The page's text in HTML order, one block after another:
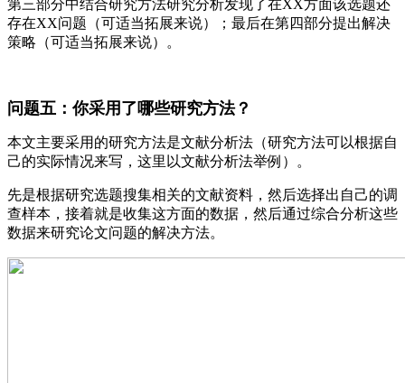
第三部分中结合研究方法研究分析发现了在XX方面该选题还
存在XX问题（可适当拓展来说）；最后在第四部分提出解决
策略（可适当拓展来说）。
问题五：你采用了哪些研究方法？
本文主要采用的研究方法是文献分析法（研究方法可以根据自
己的实际情况来写，这里以文献分析法举例）。
先是根据研究选题搜集相关的文献资料，然后选择出自己的调
查样本，接着就是收集这方面的数据，然后通过综合分析这些
数据来研究论文问题的解决方法。